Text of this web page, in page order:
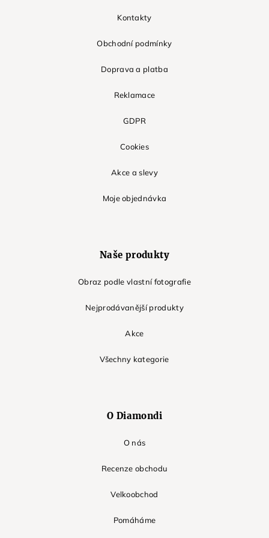
Kontakty
Obchodní podmínky
Doprava a platba
Reklamace
GDPR
Cookies
Akce a slevy
Moje objednávka
Naše produkty
Obraz podle vlastní fotografie
Nejprodávanější produkty
Akce
Všechny kategorie
O Diamondi
O nás
Recenze obchodu
Velkoobchod
Pomáháme